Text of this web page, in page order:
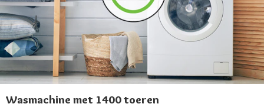
Wasmachine met 1400 toeren